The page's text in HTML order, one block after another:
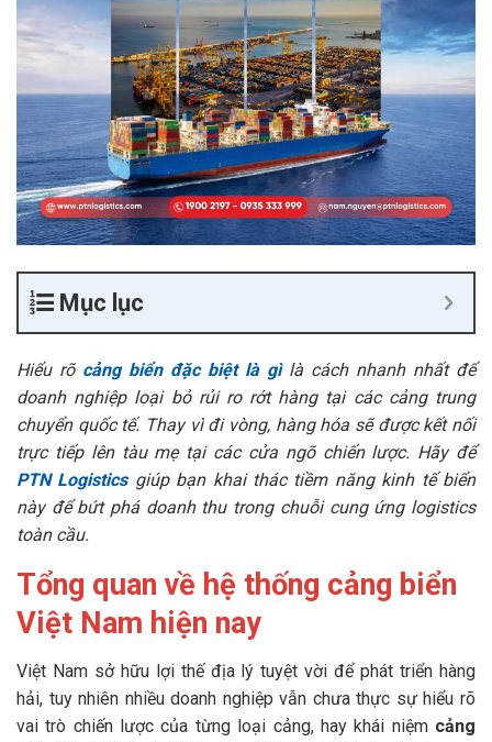
Mục lục
Hiểu rõ cảng biển đặc biệt là gìlà cách nhanh nhất để
doanh nghiệp loại bỏ rủi ro rớt hàng tại các cảng trung
chuyển quốc tế. Thay vì đi vòng, hàng hóa sẽ được kết nối
trực tiếp lên tàu mẹ tại các cửa ngõ chiến lược. Hãy để
PTN Logisticsgiúp bạn khai thác tiềm năng kinh tế biển
này để bứt phá doanh thu trong chuỗi cung ứng logistics
toàn cầu.
Tổng quan về hệ thống cảng biển
Việt Nam hiện nay
Việt Nam sở hữu lợi thế địa lý tuyệt vời để phát triển hàng
hải, tuy nhiên nhiều doanh nghiệp vẫn chưa thực sự hiểu rõ
vai trò chiến lược của từng loại cảng, hay khái niệm cảng